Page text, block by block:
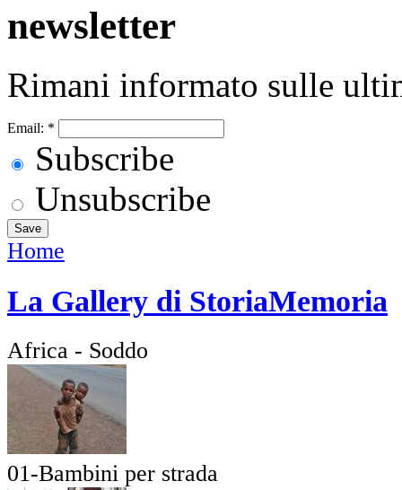
newsletter
Rimani informato sulle
Email: *
Subscribe
Unsubscribe
Home
La Gallery di StoriaMemoria
Africa - Soddo
01-Bambini per strada